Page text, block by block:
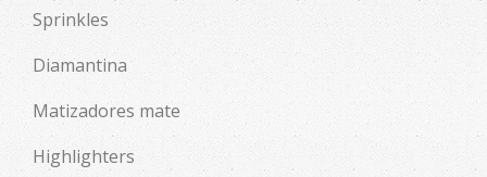
Sprinkles
Diamantina
Matizadores mate
Highlighters